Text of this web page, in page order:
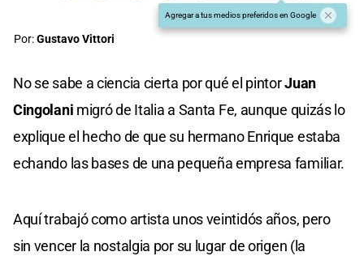
Agregar a tus medios preferidos en Google
Por:Gustavo Vittori
No se sabe a ciencia cierta por qué el pintorJuan
Cingolani migró de Italia a Santa Fe, aunque quizás lo
explique el hecho de que su hermano Enrique estaba
echando las bases de una pequeña empresa familiar.
Aquí trabajó como artista unos veintidós años, pero
sin vencer la nostalgia por su lugar de origen (la